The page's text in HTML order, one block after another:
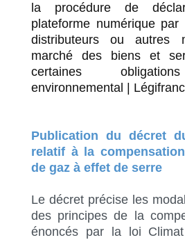
la procédure de
plateforme numérique par
distributeurs ou autres
marché des biens et
certaines
environnemental |
Publication du décret
relatif à la
de gaz à effet de serre
Le décret précise les
des principes de la
énoncés par la loi